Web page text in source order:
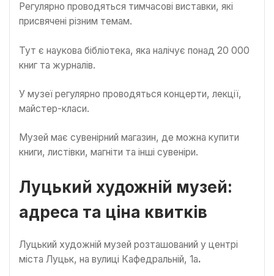
Регулярно проводяться тимчасові виставки, які
присвячені різним темам.
Тут є наукова бібліотека, яка налічує понад 20 000
книг та журналів.
У музеї регулярно проводяться концерти, лекції,
майстер-класи.
Музей має сувенірний магазин, де можна купити
книги, листівки, магніти та інші сувеніри.
Луцький художній музей:
адреса та ціна квитків
Луцький художній музей розташований у центрі
міста Луцьк, на вулиці Кафедральній, 1а.